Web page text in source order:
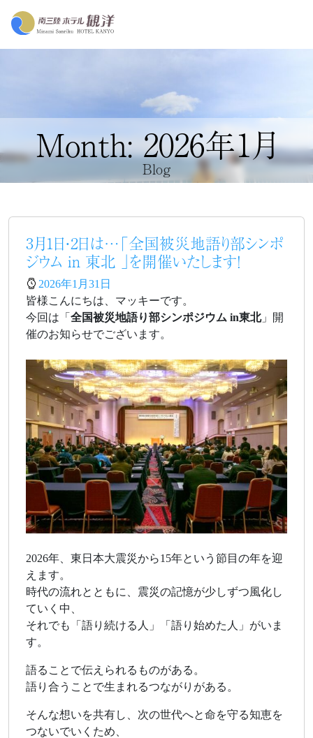
Month: 2026年1月
Blog
3月1日・2日は…「全国被災地語り部シンポ
ジウム in 東北 」を開催いたします！
2026年1月31日
皆様こんにちは、マッキーです。
今回は「 全国被災地語り部シンポジウム in東北」開
催のお知らせでございます。
2026年、東日本大震災から15年という節目の年を迎
えます。
時代の流れとともに、震災の記憶が少しずつ風化し
ていく中、
それでも「語り続ける人」「語り始めた人」がいま
す。
語ることで伝えられるものがある。
語り合うことで生まれるつながりがある。
そんな想いを共有し、次の世代へと命を守る知恵を
つないでいくため、